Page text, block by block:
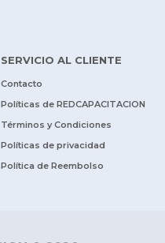
SERVICIO AL CLIENTE
Contacto
Políticas de REDCAPACITACION
Términos y Condiciones
Políticas de privacidad
Política de Reembolso